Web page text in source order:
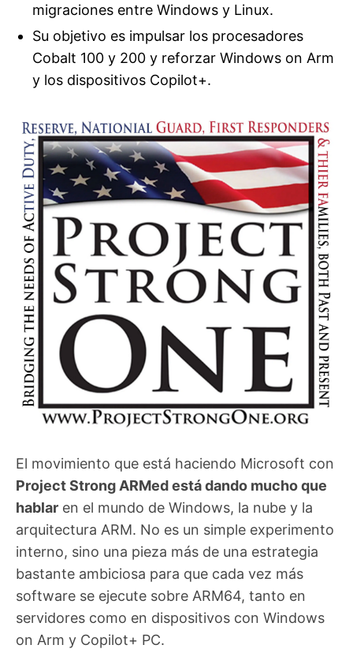
migraciones entre Windows y Linux.
Su objetivo es impulsar los procesadores
Cobalt 100 y 200 y reforzar Windows on Arm
y los dispositivos Copilot+.
El movimiento que está haciendo Microsoft con
Project Strong ARMed está dando mucho que
hablar en el mundo de Windows, la nube y la
arquitectura ARM. No es un simple experimento
interno, sino una pieza más de una estrategia
bastante ambiciosa para que cada vez más
software se ejecute sobre ARM64, tanto en
servidores como en dispositivos con Windows
on Arm y Copilot+ PC.